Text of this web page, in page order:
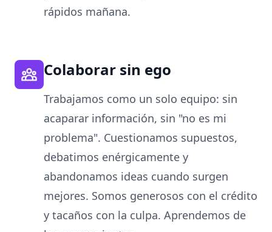
rápidos mañana.
Colaborar sin ego
Trabajamos como un solo equipo: sin
acaparar información, sin "no es mi
problema". Cuestionamos supuestos,
debatimos enérgicamente y
abandonamos ideas cuando surgen
mejores. Somos generosos con el crédito
y tacaños con la culpa. Aprendemos de